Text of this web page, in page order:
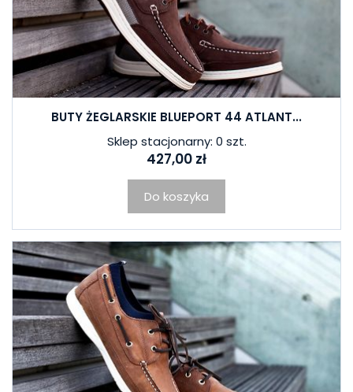
BUTY ŻEGLARSKIE BLUEPORT 44 ATLANT...
Sklep stacjonarny: 0 szt.
427,00 zł
Do koszyka